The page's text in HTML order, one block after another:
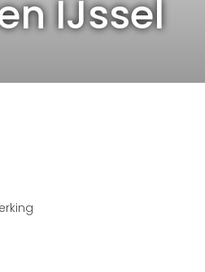
IJssel